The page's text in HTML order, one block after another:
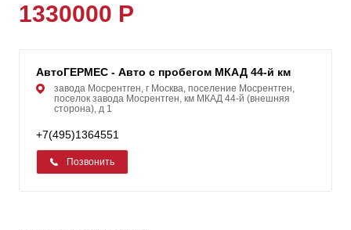
1330000 Р
АвтоГЕРМЕС - Авто с пробегом МКАД 44-й км
завода Мосрентген, г Москва, поселение Мосрентген,
поселок завода Мосрентген, км МКАД 44-й (внешняя
сторона), д 1
+7(495)1364551
Позвонить